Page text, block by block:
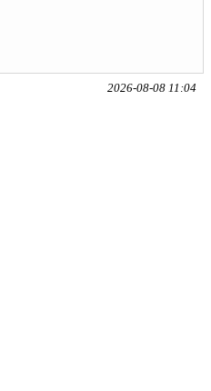
2026-08-08 11:04